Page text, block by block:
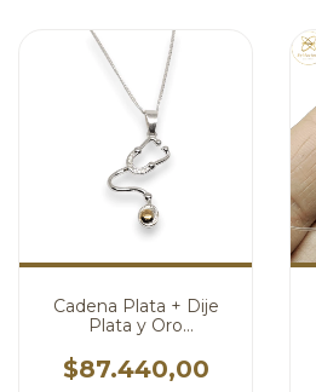
Cadena Plata + Dije
Plata y Oro
cod4478
$87.440,00